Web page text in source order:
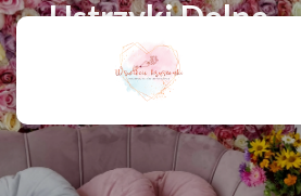
Ustrzyki Dolne